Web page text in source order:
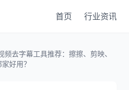
首页 行业资讯
频去字幕工具推荐：擦擦、剪映、
好用？